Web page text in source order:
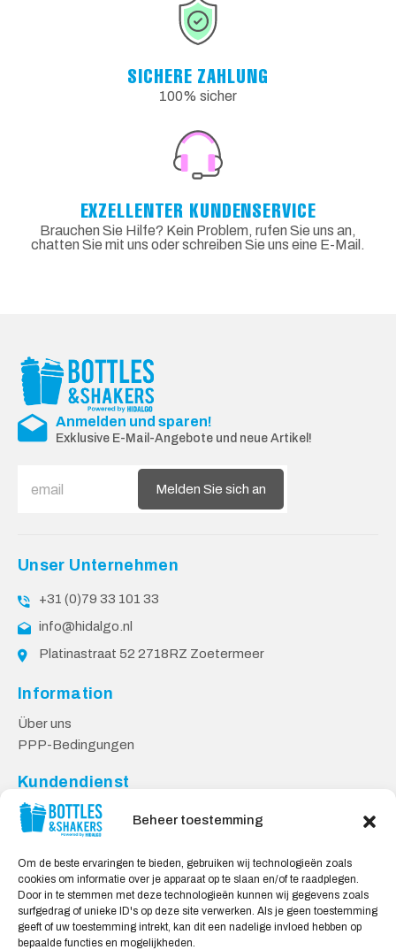
Beheer toestemming
Om de beste ervaringen te bieden, gebruiken wij technologieën zoals
cookies om informatie over je apparaat op te slaan en/of te raadplegen.
Door in te stemmen met deze technologieën kunnen wij gegevens zoals
surfgedrag of unieke ID's op deze site verwerken. Als je geen toestemming
geeft of uw toestemming intrekt, kan dit een nadelige invloed hebben op
bepaalde functies en mogelijkheden.
SICHERE ZAHLUNG
100% sicher
EXZELLENTER KUNDENSERVICE
Brauchen Sie Hilfe? Kein Problem, rufen Sie uns an,
chatten Sie mit uns oder schreiben Sie uns eine E-Mail.
Anmelden und sparen!
Exklusive E-Mail-Angebote und neue Artikel!
Melden Sie sich an
Unser Unternehmen
+31 (0)79 33 101 33
info@hidalgo.nl
Platinastraat 52 2718RZ Zoetermeer
Information
Über uns
PPP-Bedingungen
Kundendienst
Kontakt
Lieferung & Rücksendungen
Sicheres Einkaufen
Mein Konto